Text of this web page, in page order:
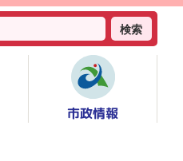
検索
市政情報